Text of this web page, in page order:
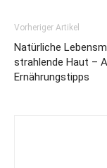
Vorheriger Artikel
Natürliche
strahlende Haut –
Ernährungstipps